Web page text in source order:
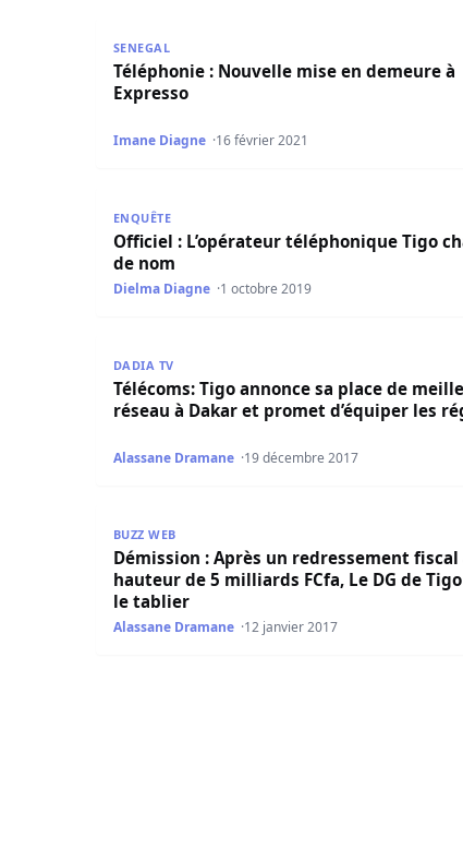
SENEGAL
Téléphonie : Nouvelle mise en demeure à
Expresso
Imane Diagne 16 février 2021
ENQUÊTE
Officiel : L’opérateur téléphonique Tigo
de nom
Dielma Diagne 1 octobre 2019
DADIA TV
Télécoms: Tigo annonce sa place de
réseau à Dakar et promet d’équiper les
Alassane Dramane 19 décembre 2017
BUZZ WEB
Démission : Après un redressement fiscal
hauteur de 5 milliards FCfa, Le DG de
le tablier
Alassane Dramane 12 janvier 2017